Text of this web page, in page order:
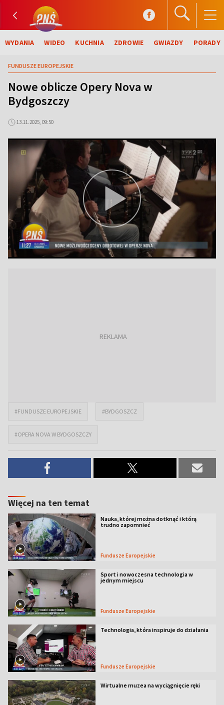
WYDANIA WIDEO KUCHNIA ZDROWIE GWIAZDY PORADY
FUNDUSZE EUROPEJSKIE
Nowe oblicze Opery Nova w
Bydgoszczy
13.11.2025, 09:50
#FUNDUSZE EUROPEJSKIE #BYDGOSZCZ
#OPERA NOVA W BYDGOSZCZY
Więcej na ten temat
Nauka, której można dotknąć i którą
trudno zapomnieć
Fundusze Europejskie
Sport i nowoczesna technologia w
jednym miejscu
Fundusze Europejskie
Technologia, która inspiruje do działania
Fundusze Europejskie
Wirtualne muzea na wyciągnięcie ręki